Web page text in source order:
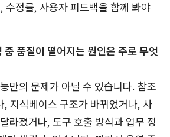
수정률, 사용자 피드백을 함께 봐야
품질이 떨어지는 원인은 주로 무엇
만의 문제가 아닐 수 있습니다. 참조
, 지식베이스 구조가 바뀌었거나, 사
라졌거나, 도구 호출 방식과 업무 정